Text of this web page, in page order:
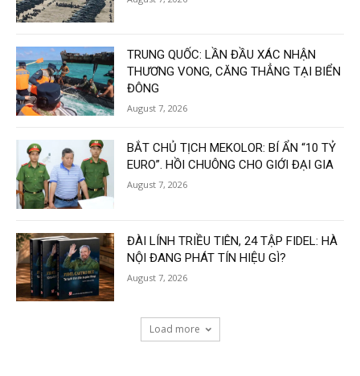
TRUNG QUỐC: LẦN ĐẦU XÁC NHẬN
THƯƠNG VONG, CĂNG THẲNG TẠI BIỂN
ĐÔNG
August 7, 2026
BẮT CHỦ TỊCH MEKOLOR: BÍ ẨN “10 TỶ
EURO”. HỒI CHUÔNG CHO GIỚI ĐẠI GIA
August 7, 2026
ĐÀI LÍNH TRIỀU TIÊN, 24 TẬP FIDEL: HÀ
NỘI ĐANG PHÁT TÍN HIỆU GÌ?
August 7, 2026
Load more